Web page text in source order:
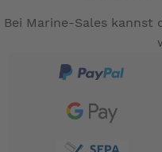
Bei Marine-Sales kannst